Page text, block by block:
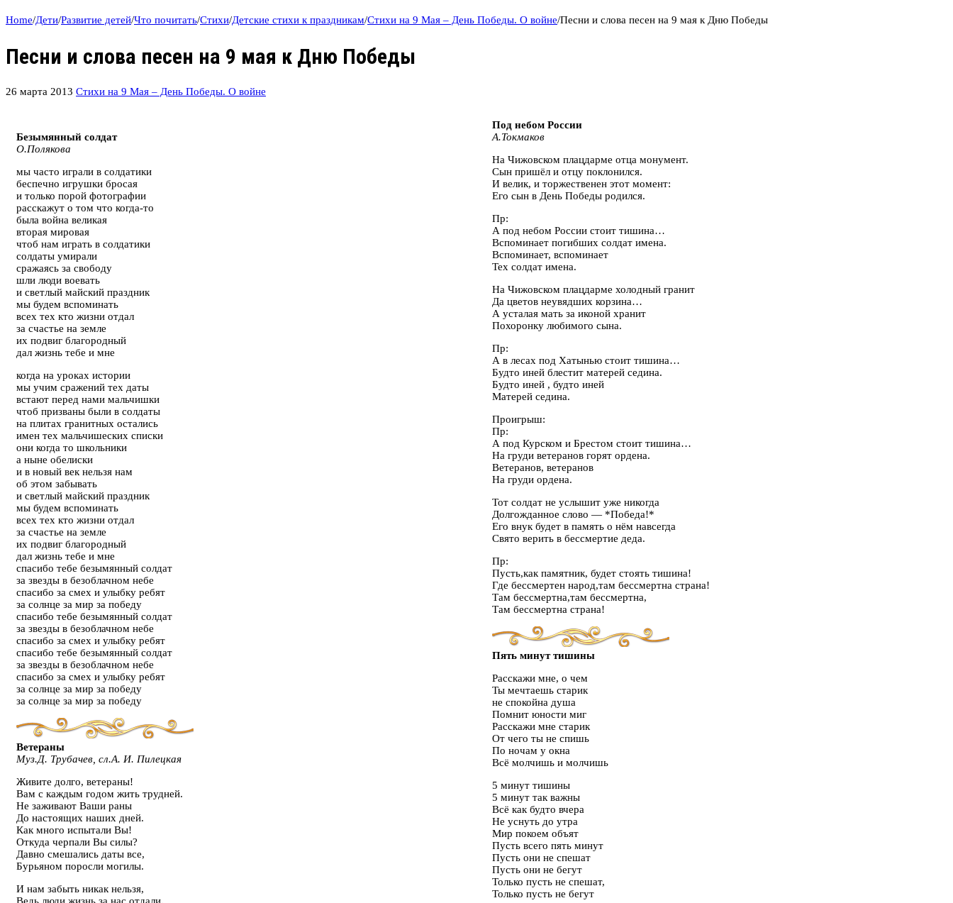
Home/Дети/Развитие детей/Что почитать/Стихи/Детские стихи к праздникам/Стихи на 9 Мая – День Победы. О войне/Песни и слова песен на 9 мая к Дню Победы
Песни и слова песен на 9 мая к Дню Победы
26 марта 2013 Стихи на 9 Мая – День Победы. О войне
Безымянный солдат
О.Полякова
мы часто играли в солдатики
беспечно игрушки бросая
и только порой фотографии
расскажут о том что когда-то
была война великая
вторая мировая
чтоб нам играть в солдатики
солдаты умирали
сражаясь за свободу
шли люди воевать
и светлый майский праздник
мы будем вспоминать
всех тех кто жизни отдал
за счастье на земле
их подвиг благородный
дал жизнь тебе и мне
когда на уроках истории
мы учим сражений тех даты
встают перед нами мальчишки
чтоб призваны были в солдаты
на плитах гранитных остались
имен тех мальчишеских списки
они когда то школьники
а ныне обелиски
и в новый век нельзя нам
об этом забывать
и светлый майский праздник
мы будем вспоминать
всех тех кто жизни отдал
за счастье на земле
их подвиг благородный
дал жизнь тебе и мне
спасибо тебе безымянный солдат
за звезды в безоблачном небе
спасибо за смех и улыбку ребят
за солнце за мир за победу
спасибо тебе безымянный солдат
за звезды в безоблачном небе
спасибо за смех и улыбку ребят
спасибо тебе безымянный солдат
за звезды в безоблачном небе
спасибо за смех и улыбку ребят
за солнце за мир за победу
за солнце за мир за победу
Ветераны
Муз.Д. Трубачев, сл.А. И. Пилецкая
Живите долго, ветераны!
Вам с каждым годом жить трудней.
Не заживают Ваши раны
До настоящих наших дней.
Как много испытали Вы!
Откуда черпали Вы силы?
Давно смешались даты все,
Бурьяном поросли могилы.
И нам забыть никак нельзя,
Под небом России
А.Токмаков
На Чижовском плацдарме отца монумент.
Сын пришёл и отцу поклонился.
И велик, и торжественен этот момент:
Его сын в День Победы родился.
Пр:
А под небом России стоит тишина…
Вспоминает погибших солдат имена.
Вспоминает, вспоминает
Тех солдат имена.
На Чижовском плацдарме холодный гранит
Да цветов неувядших корзина…
А усталая мать за иконой хранит
Похоронку любимого сына.
Пр:
А в лесах под Хатынью стоит тишина…
Будто иней блестит матерей седина.
Будто иней , будто иней
Матерей седина.
Проигрыш:
Пр:
А под Курском и Брестом стоит тишина…
На груди ветеранов горят ордена.
Ветеранов, ветеранов
На груди ордена.
Тот солдат не услышит уже никогда
Долгожданное слово — *Победа!*
Его внук будет в память о нём навсегда
Свято верить в бессмертие деда.
Пр:
Пусть,как памятник, будет стоять тишина!
Где бессмертен народ,там бессмертна страна!
Там бессмертна,там бессмертна,
Там бессмертна страна!
Пять минут тишины
Расскажи мне, о чем
Ты мечтаешь старик
не спокойна душа
Помнит юности миг
Расскажи мне старик
От чего ты не спишь
По ночам у окна
Всё молчишь и молчишь
5 минут тишины
5 минут так важны
Всё как будто вчера
Не уснуть до утра
Мир покоем объят
Пусть всего пять минут
Пусть они не спешат
Пусть они не бегут
Только пусть не спешат,
Только пусть не бегут